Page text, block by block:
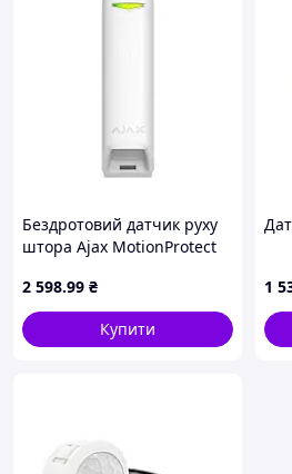
Бездротовий датчик руху
штора Ajax MotionProtect
(13268.36.WH1) D1-2026
2 598.99 ₴
Купити
1